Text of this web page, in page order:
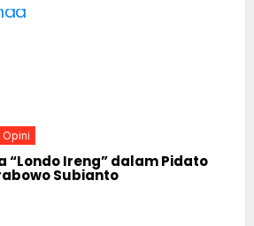
Opini
“Londo Ireng” dalam Pidato
Subianto